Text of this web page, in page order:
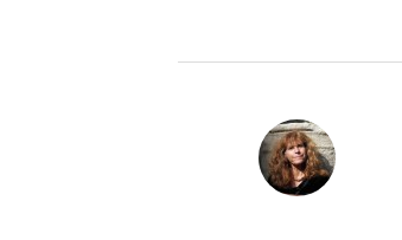
AUTEUR DE LA